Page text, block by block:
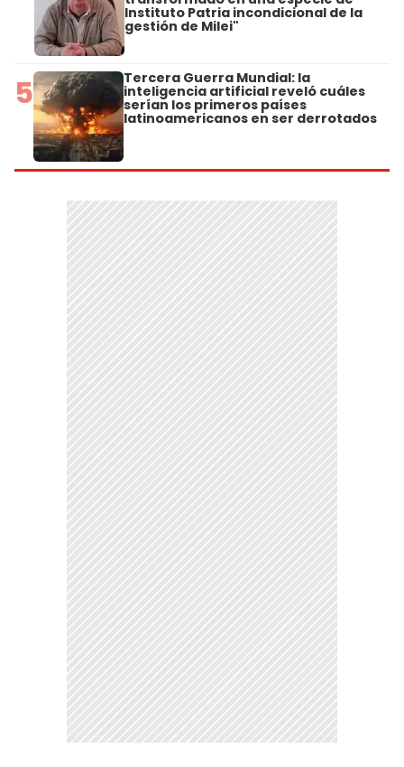
Instituto Patria incondicional de la
gestión de Milei"
5 Tercera Guerra Mundial: la
inteligencia artificial reveló cuáles
serían los primeros países
latinoamericanos en ser derrotados